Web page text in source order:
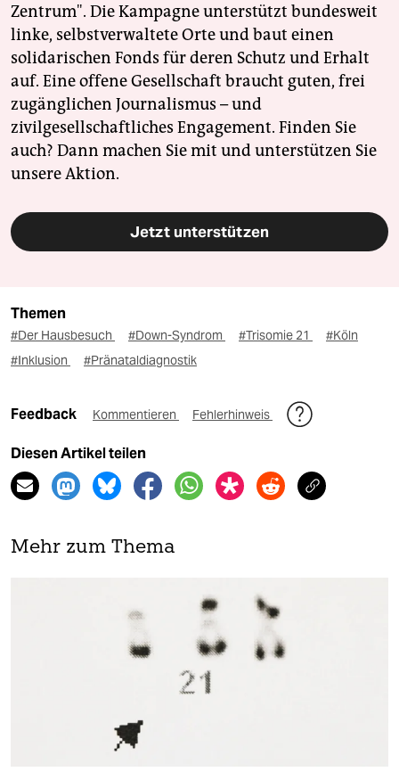
Zentrum". Die Kampagne unterstützt bundesweit
linke, selbstverwaltete Orte und baut einen
solidarischen Fonds für deren Schutz und Erhalt
auf. Eine offene Gesellschaft braucht guten, frei
zugänglichen Journalismus – und
zivilgesellschaftliches Engagement. Finden Sie
auch? Dann machen Sie mit und unterstützen Sie
unsere Aktion.
Jetzt unterstützen
Themen
#Der Hausbesuch #Down-Syndrom #Trisomie 21
#Köln
#Inklusion
#Pränataldiagnostik
Feedback Kommentieren Fehlerhinweis
Diesen Artikel teilen
Mehr zum Thema